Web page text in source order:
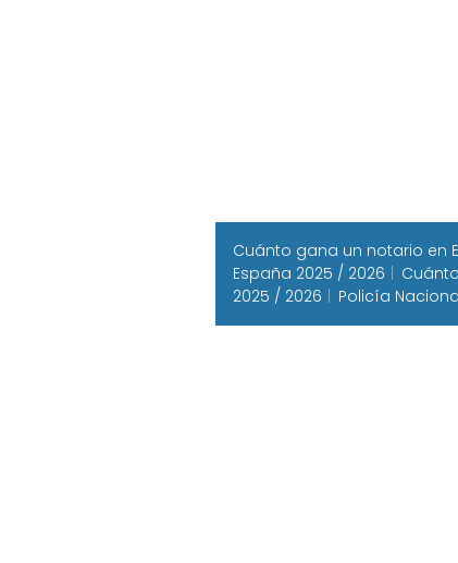
Cuánto gana un notario en
España 2025 / 2026
2025 / 2026
Policía